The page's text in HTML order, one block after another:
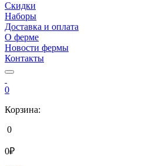
Скидки
Наборы
Доставка и оплата
О ферме
Новости фермы
Контакты
0
Корзина:
0
0₽